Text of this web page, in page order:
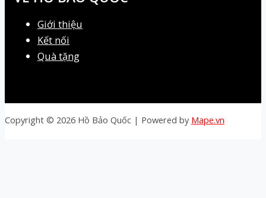
Giới thiệu
Kết nối
Quà tặng
Copyright © 2026 Hồ Bảo Quốc | Powered by Mape.vn